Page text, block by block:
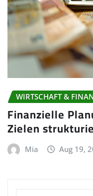
WIRTSCHAFT &
Finanzielle
Zielen
Mia Aug 19,